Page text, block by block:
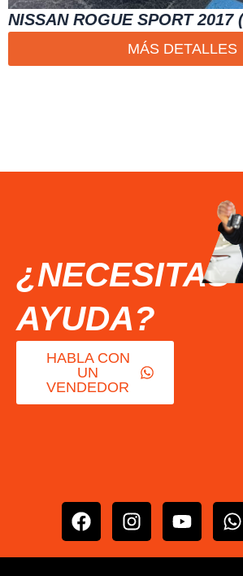
NISSAN ROGUE SPORT 2017
MÁS DETALLES
¿NECESITAS
AYUDA?
HABLA CON
UN
VENDEDOR
F
a
I
n
Y
o
h